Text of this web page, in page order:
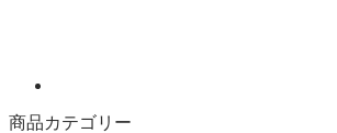
商品カテゴリー